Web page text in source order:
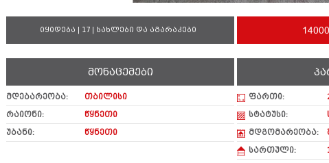
იყიდება | 17 | სახლები და აგარაკები
მონაცემები
მდებარეობა:
თბილისი
რაიონი:
წყნეთი
უბანი:
წყნეთი
ფართი:
სტატუსი:
მდგომარეობა:
სართული: